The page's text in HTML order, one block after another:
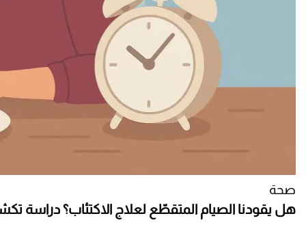
صحة
هل يقودنا الصيام المتقطّع لعلاج الاكتئاب؟ دراسة